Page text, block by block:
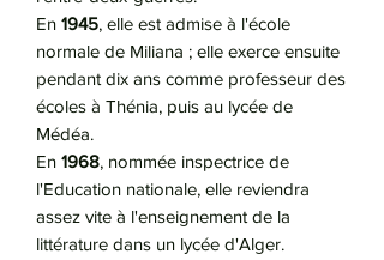
En 1945, elle est admise à l'école
normale de Miliana ; elle exerce ensuite
pendant dix ans comme professeur des
écoles à Thénia, puis au lycée de
Médéa.
En 1968, nommée inspectrice de
l'Education nationale, elle reviendra
assez vite à l'enseignement de la
littérature dans un lycée d'Alger.